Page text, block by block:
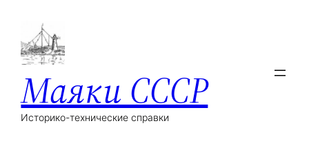
Маяки СССР
Историко-технические справки